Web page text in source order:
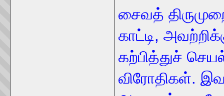
சைவத்
காட்டி,
கற்பித்துச்
விரோதிகள்.